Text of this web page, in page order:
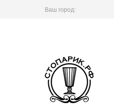
Ваш город: